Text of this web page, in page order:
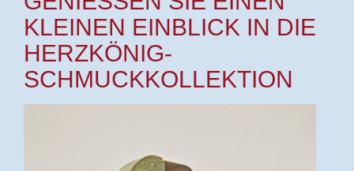
LEINEN EINBLICK IN DIE H
ERZKÖNIG-S
CHMUCKKOLLEKTION